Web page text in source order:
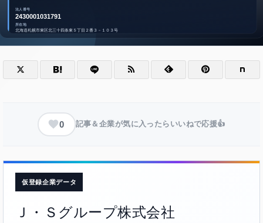
0 記事＆企業が気に入ったらいいねで応援👍
仮登録企業データ
Ｊ・Ｓグループ株式会社